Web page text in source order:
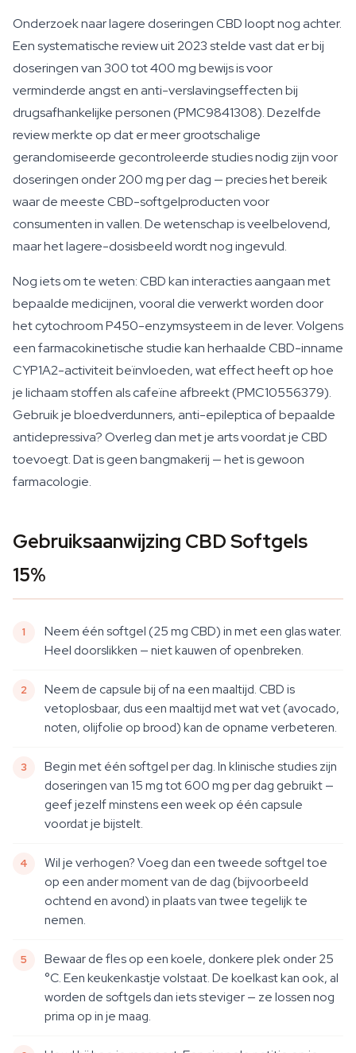
Onderzoek naar lagere doseringen CBD loopt nog achter.
Een systematische review uit 2023 stelde vast dat er bij
doseringen van 300 tot 400 mg bewijs is voor
verminderde angst en anti-verslavingseffecten bij
drugsafhankelijke personen (PMC9841308). Dezelfde
review merkte op dat er meer grootschalige
gerandomiseerde gecontroleerde studies nodig zijn voor
doseringen onder 200 mg per dag — precies het bereik
waar de meeste CBD-softgelproducten voor
consumenten in vallen. De wetenschap is veelbelovend,
maar het lagere-dosisbeeld wordt nog ingevuld.
Nog iets om te weten: CBD kan interacties aangaan met
bepaalde medicijnen, vooral die verwerkt worden door
het cytochroom P450-enzymsysteem in de lever. Volgens
een farmacokinetische studie kan herhaalde CBD-inname
CYP1A2-activiteit beïnvloeden, wat effect heeft op hoe
je lichaam stoffen als cafeïne afbreekt (PMC10556379).
Gebruik je bloedverdunners, anti-epileptica of bepaalde
antidepressiva? Overleg dan met je arts voordat je CBD
toevoegt. Dat is geen bangmakerij — het is gewoon
farmacologie.
Gebruiksaanwijzing CBD Softgels
15%
Neem één softgel (25 mg CBD) in met een glas water.
Heel doorslikken — niet kauwen of openbreken.
Neem de capsule bij of na een maaltijd. CBD is
vetoplosbaar, dus een maaltijd met wat vet (avocado,
noten, olijfolie op brood) kan de opname verbeteren.
Begin met één softgel per dag. In klinische studies zijn
doseringen van 15 mg tot 600 mg per dag gebruikt —
geef jezelf minstens een week op één capsule
voordat je bijstelt.
Wil je verhogen? Voeg dan een tweede softgel toe
op een ander moment van de dag (bijvoorbeeld
ochtend en avond) in plaats van twee tegelijk te
nemen.
Bewaar de fles op een koele, donkere plek onder 25
°C. Een keukenkastje volstaat. De koelkast kan ook, al
worden de softgels dan iets steviger — ze lossen nog
prima op in je maag.